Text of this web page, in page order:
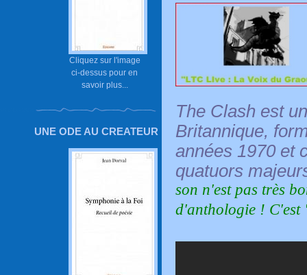
Cliquez sur l'image
ci-dessus pour en
savoir plus...
UNE ODE AU CREATEUR
The Clash est
Britannique,
années 1970 et
quatuors
son n'est pas très
d'anthologie !